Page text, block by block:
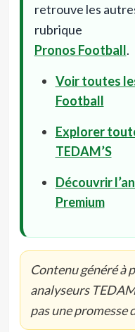
retrouve les
rubrique
Pronos Football.
Voir toutes
Football
Explorer
TEDAM’S
Découvrir
Premium
Contenu généré à
analyseurs
pas une promesse